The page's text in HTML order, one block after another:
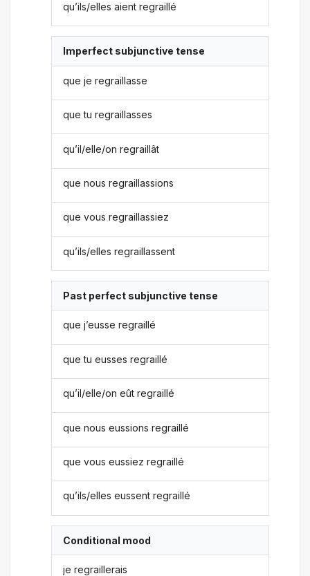
qu’ils/elles aient regraillé
Imperfect subjunctive tense
que je regraillasse
que tu regraillasses
qu’il/elle/on regraillât
que nous regraillassions
que vous regraillassiez
qu’ils/elles regraillassent
Past perfect subjunctive tense
que j’eusse regraillé
que tu eusses regraillé
qu’il/elle/on eût regraillé
que nous eussions regraillé
que vous eussiez regraillé
qu’ils/elles eussent regraillé
Conditional mood
je regraillerais